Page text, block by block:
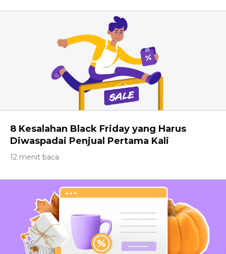
8 Kesalahan Black Friday yang Harus
Diwaspadai Penjual Pertama Kali
12 menit baca